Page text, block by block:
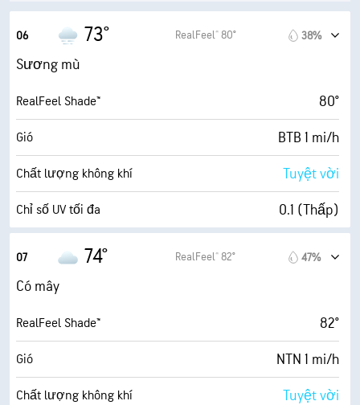
06 73° RealFeel® 80° 38%
Sương mù
RealFeel Shade™ 80°
Gió BTB 1 mi/h
Chất lượng không khí Tuyệt vời
Chỉ số UV tối đa 0.1 (Thấp)
Độ ẩm
Điểm sương 72° F
AccuLumen Brightness Index™ 0 (Tối)
Mật độ mây 94%
07 74° RealFeel® 82° 47%
Có mây
RealFeel Shade™ 82°
Gió NTN 1 mi/h
Chất lượng không khí Tuyệt vời